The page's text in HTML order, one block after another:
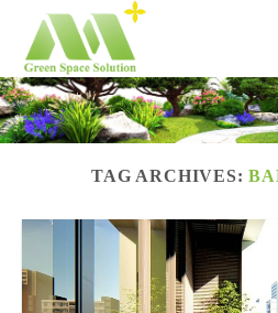
content
TAG ARCHIVES: